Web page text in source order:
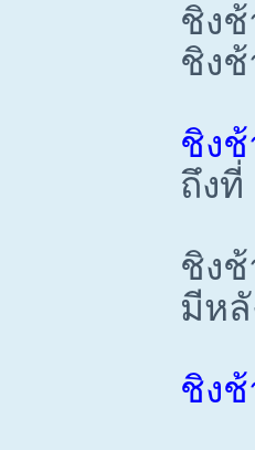
ชิง
ชิง
ชิงช้
ถึง
ชิง
มีห
ชิง